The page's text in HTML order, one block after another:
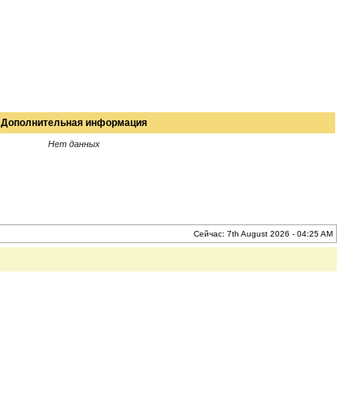
Дополнительная информация
Нет данных
Сейчас: 7th August 2026 - 04:25 AM